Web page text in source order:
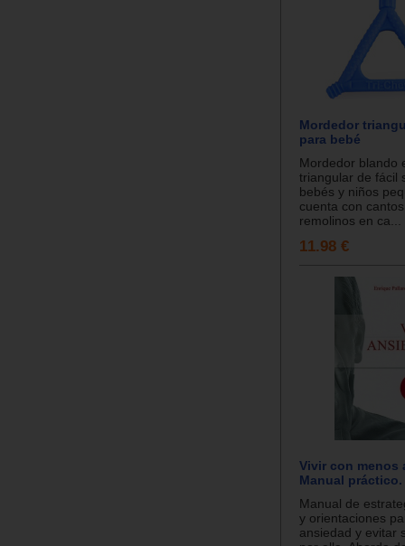
Mordedor
para bebé
Mordedor blando
triangular de fácil
bebés y niños
cuenta con
remolinos en ca...
11.98 €
Vivir con menos
Manual práctico.
Manual de
y orientaciones
ansiedad y evitar